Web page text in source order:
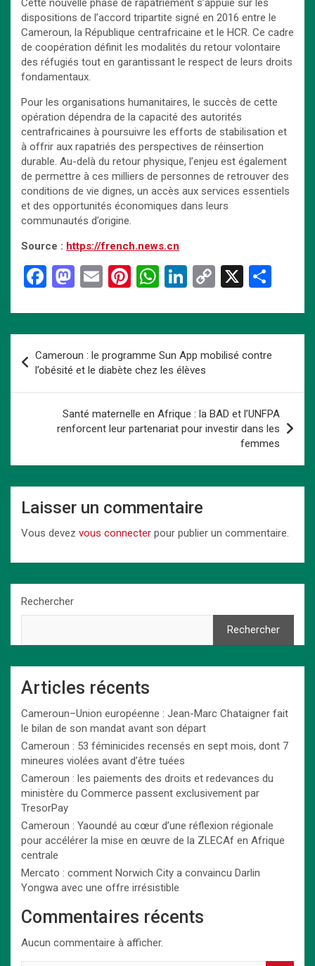
Cette nouvelle phase de rapatriement s’appuie sur les
dispositions de l’accord tripartite signé en 2016 entre le
Cameroun, la République centrafricaine et le HCR. Ce cadre
de coopération définit les modalités du retour volontaire
des réfugiés tout en garantissant le respect de leurs droits
fondamentaux.
Pour les organisations humanitaires, le succès de cette
opération dépendra de la capacité des autorités
centrafricaines à poursuivre les efforts de stabilisation et
à offrir aux rapatriés des perspectives de réinsertion
durable. Au-delà du retour physique, l’enjeu est également
de permettre à ces milliers de personnes de retrouver des
conditions de vie dignes, un accès aux services essentiels
et des opportunités économiques dans leurs
communautés d’origine.
Source : https://french.news.cn
F
ce
o
o
M
st
d
o
n
E
ail
Pi
er
t
W
at
s
A
p
p
Li
ke
n
C
py
Li
n
k
X
ta
de
l’article
Cameroun : le programme Sun App mobilisé contre
l’obésité et le diabète chez les élèves
Santé maternelle en Afrique : la BAD et l’UNFPA
renforcent leur partenariat pour investir dans les
femmes
Laisser un commentaire
Vous devez vous connecter pour publier un commentaire.
Rechercher
Rechercher
Articles récents
Cameroun–Union européenne : Jean-Marc Chataigner fait
le bilan de son mandat avant son départ
Cameroun : 53 féminicides recensés en sept mois, dont 7
mineures violées avant d’être tuées
Cameroun : les paiements des droits et redevances du
ministère du Commerce passent exclusivement par
TresorPay
Cameroun : Yaoundé au cœur d’une réflexion régionale
pour accélérer la mise en œuvre de la ZLECAf en Afrique
centrale
Mercato : comment Norwich City a convaincu Darlin
Yongwa avec une offre irrésistible
Commentaires récents
Aucun commentaire à afficher.